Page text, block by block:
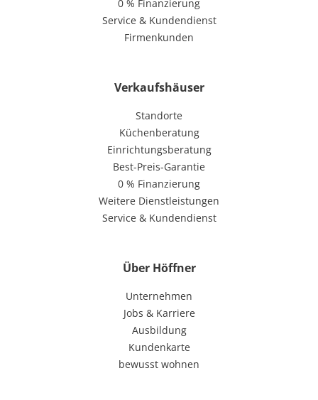
0 % Finanzierung
Service & Kundendienst
Firmenkunden
Verkaufshäuser
Standorte
Küchenberatung
Einrichtungsberatung
Best-Preis-Garantie
0 % Finanzierung
Weitere Dienstleistungen
Service & Kundendienst
Über Höffner
Unternehmen
Jobs & Karriere
Ausbildung
Kundenkarte
bewusst wohnen